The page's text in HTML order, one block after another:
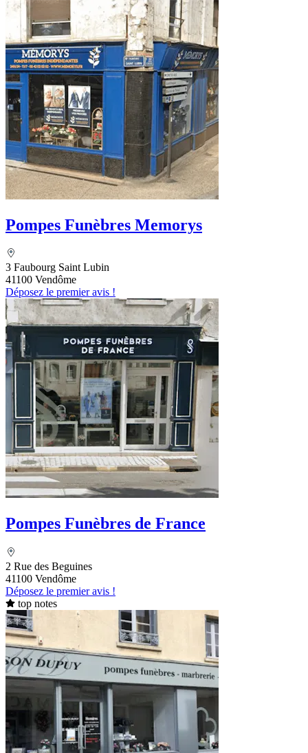
Pompes Funèbres Memorys
3 Faubourg Saint Lubin
41100 Vendôme
Déposez le premier avis !
Pompes Funèbres de France
2 Rue des Beguines
41100 Vendôme
Déposez le premier avis !
top notes